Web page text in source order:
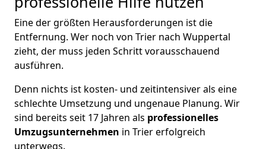
Eine der größten Herausforderungen ist die
Entfernung. Wer noch von Trier nach Wuppertal
zieht, der muss jeden Schritt vorausschauend
ausführen.
Denn nichts ist kosten- und zeitintensiver als eine
schlechte Umsetzung und ungenaue Planung. Wir
sind bereits seit 17 Jahren als professionelles
Umzugsunternehmen in Trier erfolgreich
unterwegs.